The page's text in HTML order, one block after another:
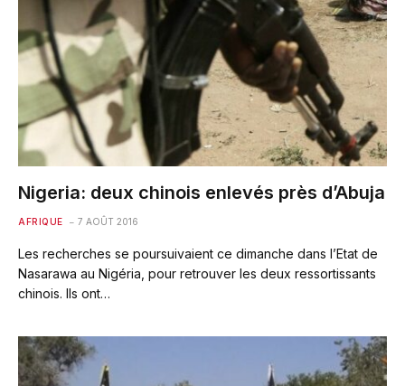
Nigeria: deux chinois enlevés près d’Abuja
AFRIQUE 7 AOÛT 2016
Les recherches se poursuivaient ce dimanche dans l’Etat de
Nasarawa au Nigéria, pour retrouver les deux ressortissants
chinois. Ils ont…